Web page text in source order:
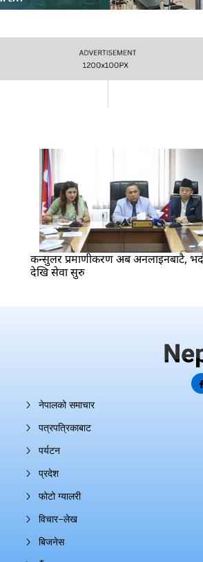
कन्सुलर प्रमाणीकरण अब अनलाइनबाटै,
देखि सेवा सुरु
नेपालको समाचार
पत्रपत्रिकाबाट
पर्यटन
प्रदेश
फोटो ग्यालरी
विचार–लेख
बिजनेस